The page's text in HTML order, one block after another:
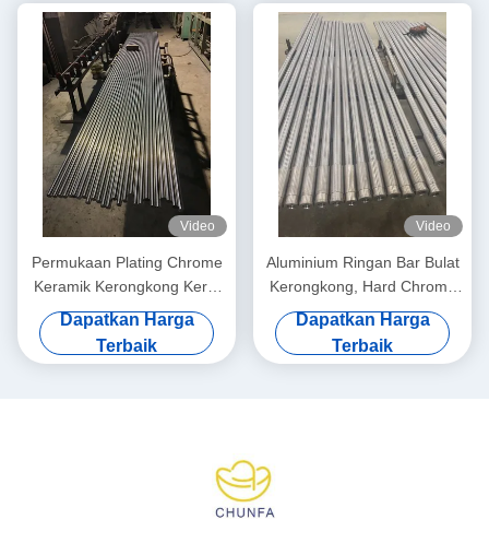
Video
Permukaan Plating Chrome
Keramik Kerongkong Kerat
Tinggi
Dapatkan Harga
Terbaik
Video
Aluminium Ringan Bar Bulat
Kerongkong, Hard Chrome
Plated Steel Rod
Dapatkan Harga
Terbaik